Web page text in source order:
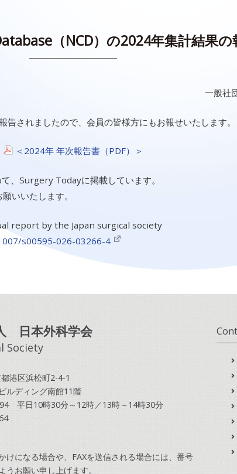
（NCD）の2024年集計結果の
一般社
されましたので、会員の皆様方にもお報せいたします。
＜2024年 年次報告書（PDF）＞
Surgery Todayに掲載しています。
いいたします。
report by the Japan surgical society
s00595-026-03266-4
日本外科学会
Society
港区浜松町2-4-1
ルディング南館11階
平日10時30分～12時／13時～14時30分
けになる場合や、FAXを送信される場合には、番号
うお願い申し上げます。